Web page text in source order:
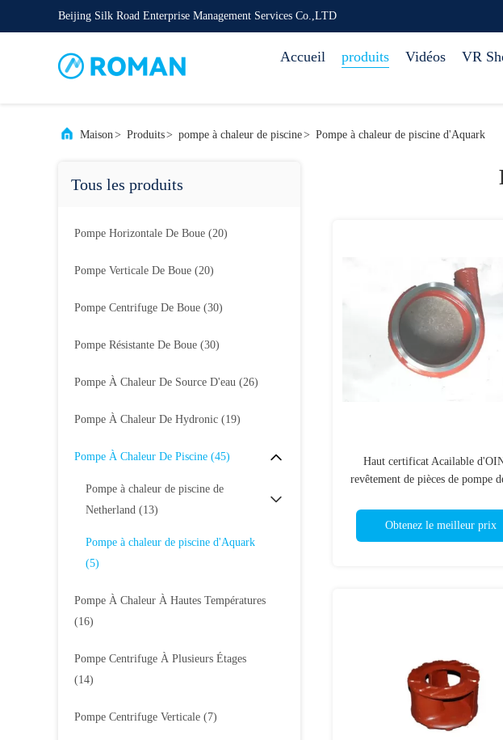
Beijing Silk Road Enterprise Management Services Co.,LTD
Accueil produits Vidéos VR
Maison> Produits> pompe à chaleur de piscine> Pompe à chaleur de piscine d'Aquark
Tous les produits
Pompe Horizontale De Boue (20)
Pompe Verticale De Boue (20)
Pompe Centrifuge De Boue (30)
Pompe Résistante De Boue (30)
Pompe À Chaleur De Source D'eau (26)
Pompe À Chaleur De Hydronic (19)
Pompe À Chaleur De Piscine (45)
Pompe à chaleur de piscine de
Netherland (13)
Pompe à chaleur de piscine d'Aquark
(5)
Pompe À Chaleur À Hautes Températures
(16)
Pompe Centrifuge À Plusieurs Étages
(14)
Pompe Centrifuge Verticale (7)
Haut certificat Acailable
revêtement de pièces de pompe
Obtenez le meilleur prix